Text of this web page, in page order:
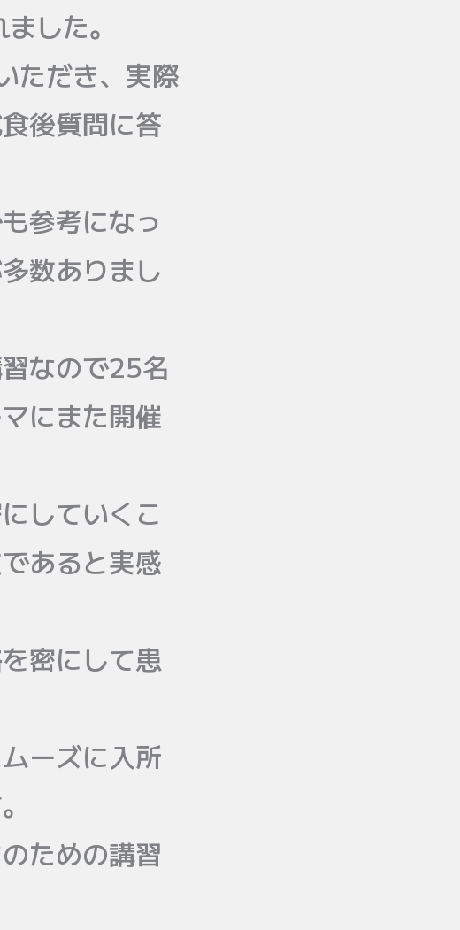
した。
ただき、実際
後質問に答
参考になっ
数ありまし
なので25名
にまた開催
していくこ
あると実感
密にして患
ーズに入所
ための講習